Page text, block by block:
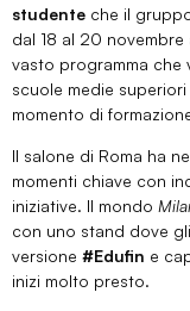
studente che il
dal 18 al 20
vasto programma che
scuole medie
momento di
Il salone di Roma ha
momenti chiave con
iniziative. Il mondo
con uno stand dove
versione #Edufin e
inizi molto presto.